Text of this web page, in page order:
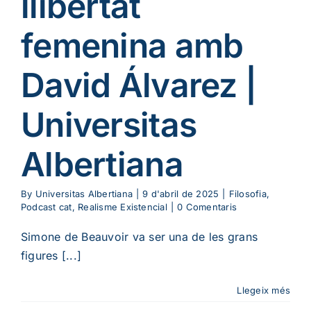
femenina amb
David Álvarez |
Universitas
Albertiana
By Universitas Albertiana 9 d'abril de 2025 Filosofia,
Podcast cat, Realisme Existencial 0 Comentaris
Simone de Beauvoir va ser una de les grans
figures [...]
Llegeix més